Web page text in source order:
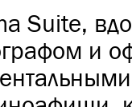
Suite,
и